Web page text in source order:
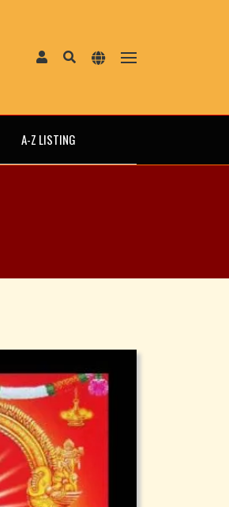
A-Z LISTING